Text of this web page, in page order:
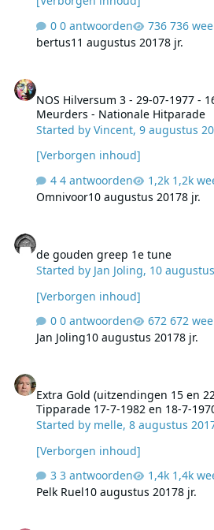
0 antwoorden
736
bertus11 augustus 20178 jr.
NOS Hilversum 3 - 29-07-1977 -
Meurders - Nationale Hitparade
Started byVincent,9 augustus
[Verborgen inhoud]
4 antwoorden
1,2k
Omnivoor10 augustus 20178 jr.
de gouden greep 1e tune
Started by Jan Joling, 10
[Verborgen inhoud]
0 antwoorden
672
Jan Joling10 augustus 20178 jr.
Extra Gold (uitzendingen 15 en
Tipparade 17-7-1982 en 18-7-
Started by melle,8 augustus
[Verborgen inhoud]
3 antwoorden
1,4k
Pelk Ruel10 augustus 20178 jr.